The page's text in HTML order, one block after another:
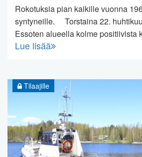
Rokotuksia pian kaikille vuonna
syntyneille. Torstaina 22.
Essoten alueella kolme positiivista
Lue lisää
Tilaajille